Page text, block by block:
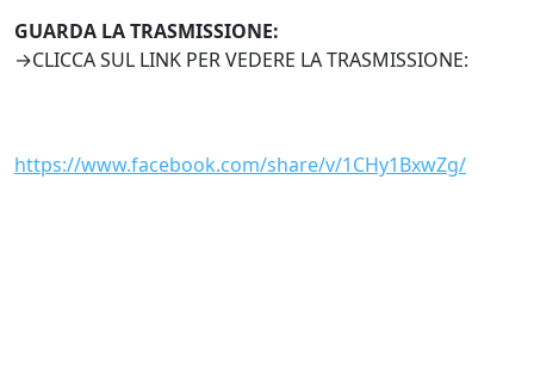
GUARDA LA TRASMISSIONE:
→CLICCA SUL LINK PER VEDERE LA TRASMISSIONE:
https://www.facebook.com/share/v/1CHy1BxwZg/